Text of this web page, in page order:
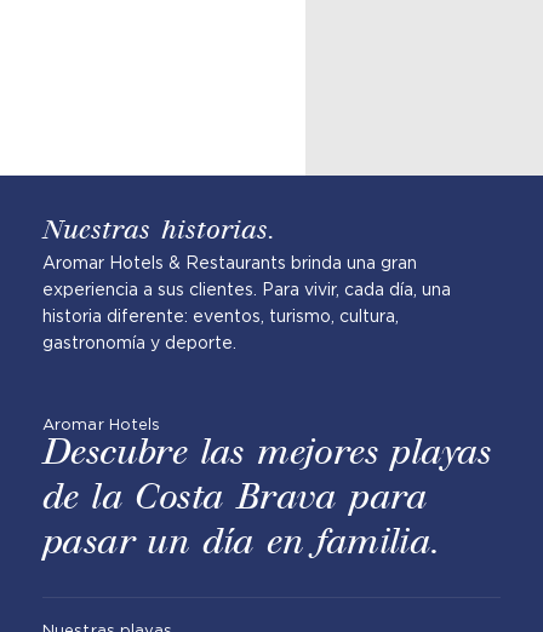
Nuestras historias.
Aromar Hotels & Restaurants brinda una gran
experiencia a sus clientes. Para vivir, cada día, una
historia diferente: eventos, turismo, cultura,
gastronomía y deporte.
Aromar Hotels
Descubre las mejores playas
de la Costa Brava para
pasar un día en familia.